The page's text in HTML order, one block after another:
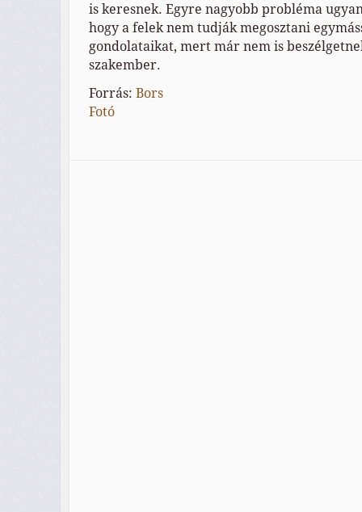
is keresnek. Egyre nagyobb probléma
hogy a felek nem tudják megosztani
gondolataikat, mert már nem is
szakember.
Forrás: Bors
Fotó